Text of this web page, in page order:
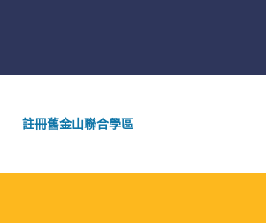
註冊舊金山聯合學區